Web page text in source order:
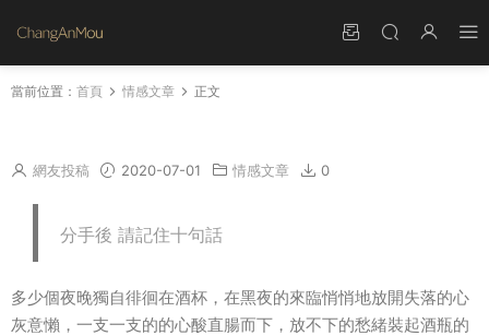
當前位置： 首頁 情感文章 正文
網友投稿 2020-07-01 情感文章 0
分手後 請記住十句話
多少個夜晚獨自徘徊在酒杯，在黑夜的來臨悄悄地放開失落的心
灰意懶，一支一支的的心酸直腸而下，放不下的愁緒裝起酒瓶的